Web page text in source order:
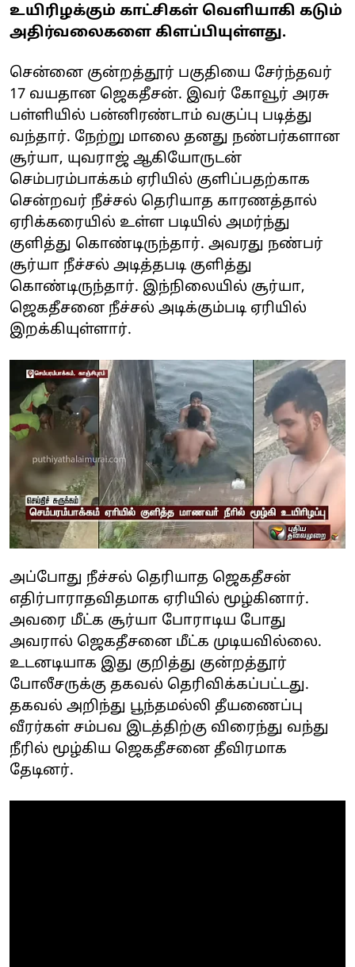
உயிரிழக்கும் காட்சிகள் வெளியாகி கடும்
அதிர்வலைகளை கிளப்பியுள்ளது.
சென்னை குன்றத்தூர் பகுதியை சேர்ந்தவர்
17 வயதான ஜெகதீசன். இவர் கோவூர் அரசு
பள்ளியில் பன்னிரண்டாம் வகுப்பு படித்து
வந்தார். நேற்று மாலை தனது நண்பர்களான
சூர்யா, யுவராஜ் ஆகியோருடன்
செம்பரம்பாக்கம் ஏரியில் குளிப்பதற்காக
சென்றவர் நீச்சல் தெரியாத காரணத்தால்
ஏரிக்கரையில் உள்ள படியில் அமர்ந்து
குளித்து கொண்டிருந்தார். அவரது நண்பர்
சூர்யா நீச்சல் அடித்தபடி குளித்து
கொண்டிருந்தார். இந்நிலையில் சூர்யா,
ஜெகதீசனை நீச்சல் அடிக்கும்படி ஏரியில்
இறக்கியுள்ளார்.
அப்போது நீச்சல் தெரியாத ஜெகதீசன்
எதிர்பாராதவிதமாக ஏரியில் மூழ்கினார்.
அவரை மீட்க சூர்யா போராடிய போது
அவரால் ஜெகதீசனை மீட்க முடியவில்லை.
உடனடியாக இது குறித்து குன்றத்தூர்
போலீசருக்கு தகவல் தெரிவிக்கப்பட்டது.
தகவல் அறிந்து பூந்தமல்லி தீயணைப்பு
வீரர்கள் சம்பவ இடத்திற்கு விரைந்து வந்து
நீரில் மூழ்கிய ஜெகதீசனை தீவிரமாக
தேடினர்.